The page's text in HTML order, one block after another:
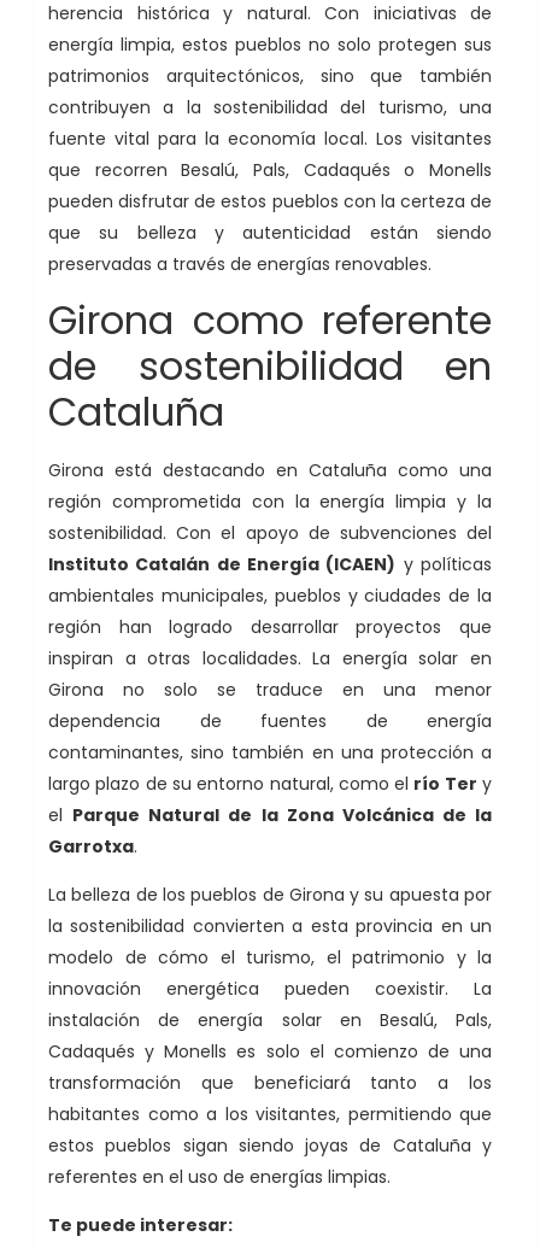
herencia histórica y natural. Con iniciativas de
energía limpia, estos pueblos no solo protegen sus
patrimonios arquitectónicos, sino que también
contribuyen a la sostenibilidad del turismo, una
fuente vital para la economía local. Los visitantes
que recorren Besalú, Pals, Cadaqués o Monells
pueden disfrutar de estos pueblos con la certeza de
que su belleza y autenticidad están siendo
preservadas a través de energías renovables.
Girona como referente
de sostenibilidad en
Cataluña
Girona está destacando en Cataluña como una
región comprometida con la energía limpia y la
sostenibilidad. Con el apoyo de subvenciones del
Instituto Catalán de Energía (ICAEN) y políticas
ambientales municipales, pueblos y ciudades de la
región han logrado desarrollar proyectos que
inspiran a otras localidades. La energía solar en
Girona no solo se traduce en una menor
dependencia de fuentes de energía
contaminantes, sino también en una protección a
largo plazo de su entorno natural, como el río Ter y
el Parque Natural de la Zona Volcánica de la
Garrotxa.
La belleza de los pueblos de Girona y su apuesta por
la sostenibilidad convierten a esta provincia en un
modelo de cómo el turismo, el patrimonio y la
innovación energética pueden coexistir. La
instalación de energía solar en Besalú, Pals,
Cadaqués y Monells es solo el comienzo de una
transformación que beneficiará tanto a los
habitantes como a los visitantes, permitiendo que
estos pueblos sigan siendo joyas de Cataluña y
referentes en el uso de energías limpias.
Te puede interesar: